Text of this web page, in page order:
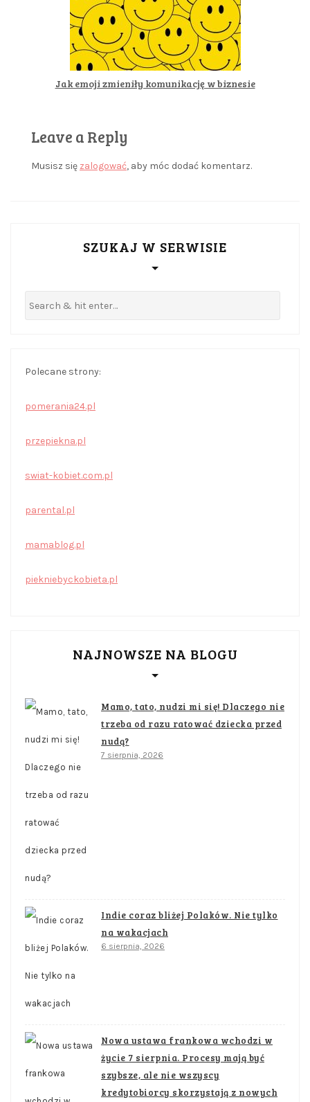
Jak emoji zmieniły komunikację w biznesie
Leave a Reply
Musisz się zalogować, aby móc dodać komentarz.
SZUKAJ W SERWISIE
Polecane strony:
pomerania24.pl
przepiekna.pl
swiat-kobiet.com.pl
parental.pl
mamablog.pl
piekniebyckobieta.pl
NAJNOWSZE NA BLOGU
Mamo, tato, nudzi mi się! Dlaczego nie
trzeba od razu ratować dziecka przed
nudą?
7 sierpnia, 2026
Indie coraz bliżej Polaków. Nie tylko
na wakacjach
6 sierpnia, 2026
Nowa ustawa frankowa wchodzi w
życie 7 sierpnia. Procesy mają być
szybsze, ale nie wszyscy
kredytobiorcy skorzystają z nowych